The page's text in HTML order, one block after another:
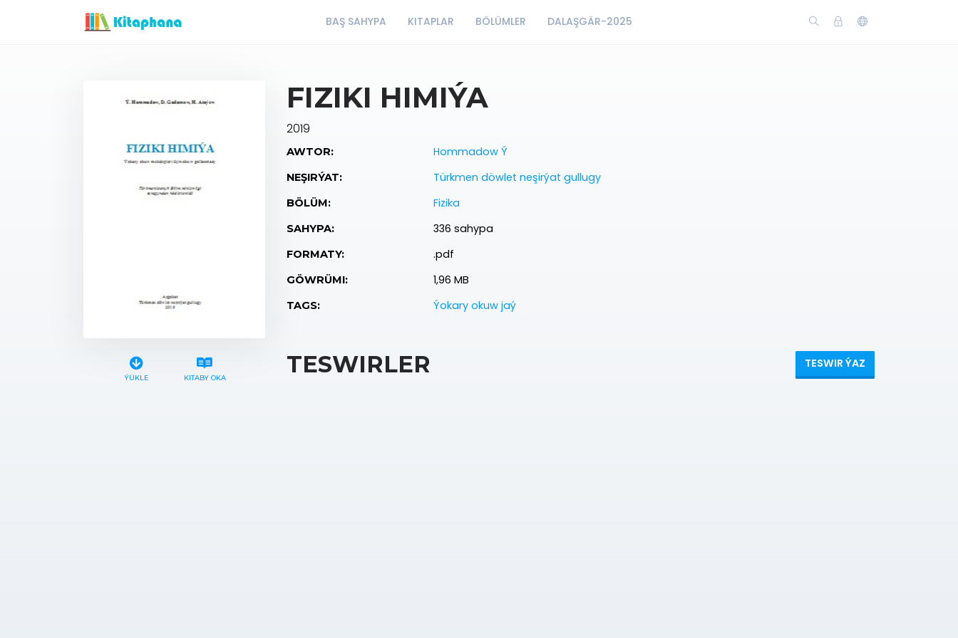
BAŞ SAHYPA KITAPLAR BÖLÜMLER DALAŞGÄR-2025
ÝÜKLE KITABY OKA
FIZIKI HIMIÝA
2019
AWTOR: Hommadow Ý
NEŞIRÝAT: Türkmen döwlet neşirýat gullugy
BÖLÜM: Fizika
SAHYPA: 336 sahypa
FORMATY: .pdf
GÖWRÜMI: 1,96 MB
TAGS: Ýokary okuw jaý
TESWIRLER TESWIR ÝAZ